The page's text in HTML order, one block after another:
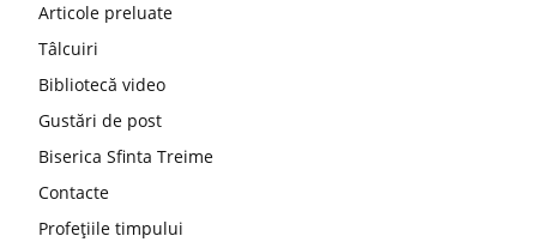
Articole preluate
Tâlcuiri
Bibliotecă video
Gustări de post
Biserica Sfinta Treime
Contacte
Profețiile timpului